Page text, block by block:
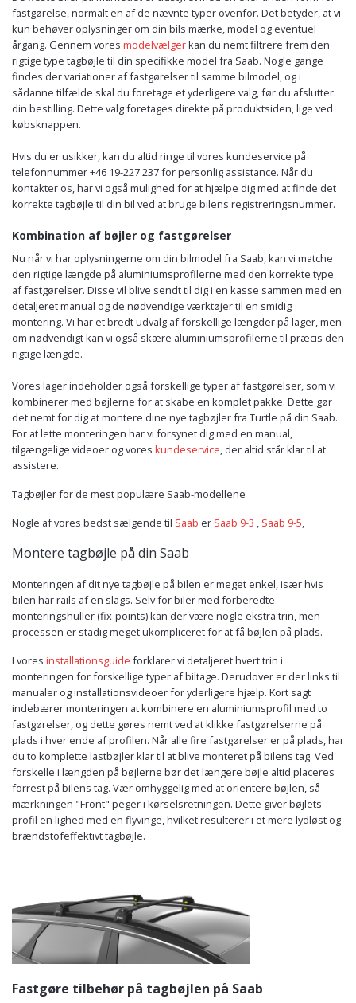
fastgørelse, normalt en af de nævnte typer ovenfor. Det betyder, at vi
kun behøver oplysninger om din bils mærke, model og eventuel
årgang. Gennem vores modelvælgerkan du nemt filtrere frem den
rigtige type tagbøjle til din specifikke model fra Saab. Nogle gange
findes der variationer af fastgørelser til samme bilmodel, og i
sådanne tilfælde skal du foretage et yderligere valg, før du afslutter
din bestilling. Dette valg foretages direkte på produktsiden, lige ved
købsknappen.
Hvis du er usikker, kan du altid ringe til vores kundeservice på
telefonnummer +46 19-227 237 for personlig assistance. Når du
kontakter os, har vi også mulighed for at hjælpe dig med at finde det
korrekte tagbøjle til din bil ved at bruge bilens registreringsnummer.
Kombination af bøjler og fastgørelser
Nu når vi har oplysningerne om din bilmodel fra Saab, kan vi matche
den rigtige længde på aluminiumsprofilerne med den korrekte type
af fastgørelser. Disse vil blive sendt til dig i en kasse sammen med en
detaljeret manual og de nødvendige værktøjer til en smidig
montering. Vi har et bredt udvalg af forskellige længder på lager, men
om nødvendigt kan vi også skære aluminiumsprofilerne til præcis den
rigtige længde.
Vores lager indeholder også forskellige typer af fastgørelser, som vi
kombinerer med bøjlerne for at skabe en komplet pakke. Dette gør
det nemt for dig at montere dine nye tagbøjler fra Turtle på din Saab.
For at lette monteringen har vi forsynet dig med en manual,
tilgængelige videoer og vores kundeservice, der altid står klar til at
assistere.
Tagbøjler for de mest populære Saab-modellene
Nogle af vores bedst sælgende til Saab er Saab 9-3 , Saab 9-5,
Montere tagbøjle på din Saab
Monteringen af dit nye tagbøjle på bilen er meget enkel, især hvis
bilen har rails af en slags. Selv for biler med forberedte
monteringshuller (fix-points) kan der være nogle ekstra trin, men
processen er stadig meget ukompliceret for at få bøjlen på plads.
I vores installationsguide forklarer vi detaljeret hvert trin i
monteringen for forskellige typer af biltage. Derudover er der links til
manualer og installationsvideoer for yderligere hjælp. Kort sagt
indebærer monteringen at kombinere en aluminiumsprofil med to
fastgørelser, og dette gøres nemt ved at klikke fastgørelserne på
plads i hver ende af profilen. Når alle fire fastgørelser er på plads, har
du to komplette lastbøjler klar til at blive monteret på bilens tag. Ved
forskelle i længden på bøjlerne bør det længere bøjle altid placeres
forrest på bilens tag. Vær omhyggelig med at orientere bøjlen, så
mærkningen "Front" peger i kørselsretningen. Dette giver bøjlets
profil en lighed med en flyvinge, hvilket resulterer i et mere lydløst og
brændstofeffektivt tagbøjle.
Fastgøre tilbehør på tagbøjlen på Saab